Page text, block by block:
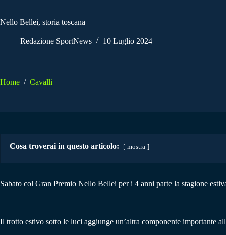
Nello Bellei, storia toscana
Redazione SportNews 10 Luglio 2024
Home / Cavalli
Cosa troverai in questo articolo: mostra
Sabato col Gran Premio Nello Bellei per i 4 anni parte la stagione
Il trotto estivo sotto le luci aggiunge un’altra componente importante